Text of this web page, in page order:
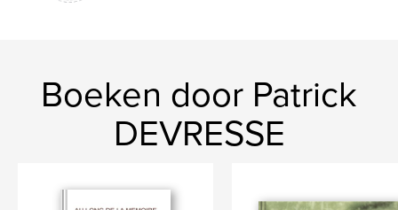
Boeken door Patrick
DEVRESSE